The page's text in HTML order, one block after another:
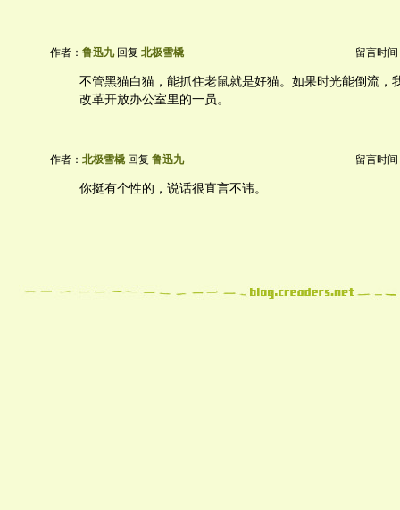
作者： 鲁迅九回复 北极雪橇 留言时间
不管黑猫白猫，能抓住老鼠就是好猫。如果时光能倒流，
改革开放办公室里的一员。
作者： 北极雪橇 回复 鲁迅九 留言时间
你挺有个性的，说话很直言不讳。